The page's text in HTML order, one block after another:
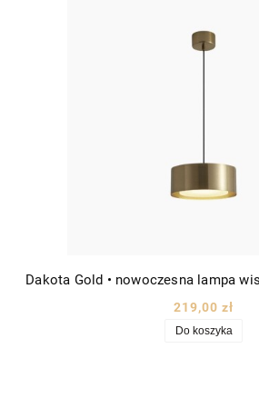
Dakota Gold • nowoczesna lampa
219,00 zł
Do koszyka